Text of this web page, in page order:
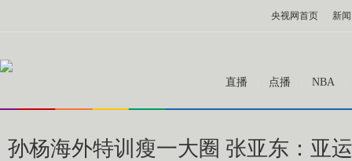
央视网首页 新闻
直播 点播 NBA
孙杨海外特训瘦一大圈 张亚东：亚